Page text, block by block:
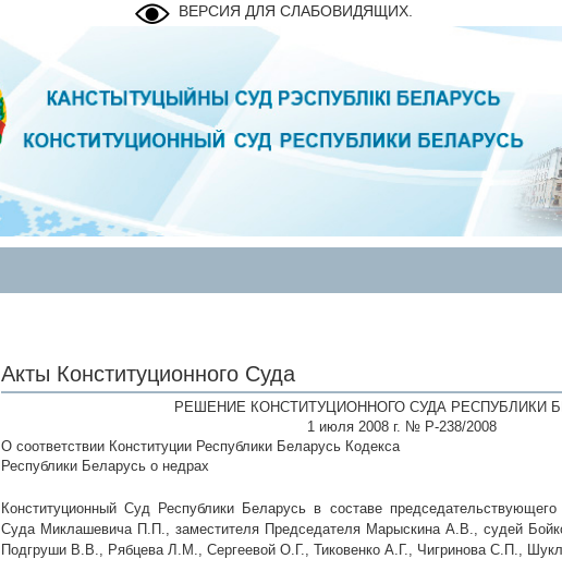
ВЕРСИЯ ДЛЯ СЛАБОВИДЯЩИХ.
Акты Конституционного Суда
РЕШЕНИЕ КОНСТИТУЦИОННОГО СУДА РЕСПУБЛИКИ
1 июля 2008 г. № Р-238/2008
О соответствии Конституции Республики Беларусь Кодекса
Республики Беларусь о недрах
Конституционный Суд Республики Беларусь в составе
Суда Миклашевича П.П., заместителя Председателя Марыскина А.В., судей
Подгруши В.В., Рябцева Л.М., Сергеевой О.Г., Тиковенко А.Г., Чигринова С.П.,